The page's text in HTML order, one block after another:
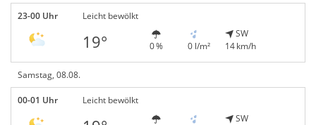
23-00 Uhr Leicht bewölkt
19° 0 % 0 l/m²
SW
14 km/h
Samstag, 08.08.
00-01 Uhr Leicht bewölkt
SW